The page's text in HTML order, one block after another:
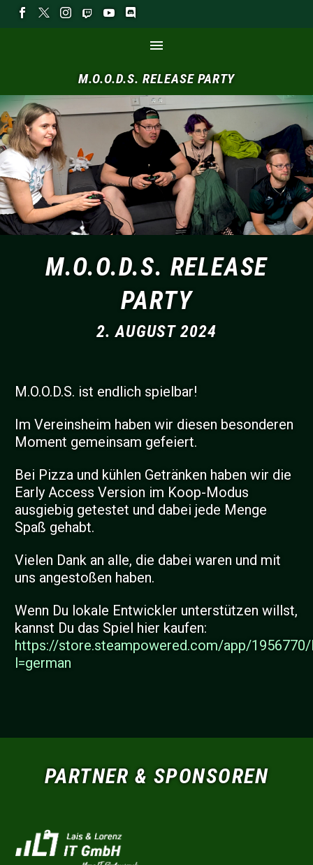
M.O.O.D.S. RELEASE PARTY
M.O.O.D.S. RELEASE
PARTY
2. AUGUST 2024
M.O.O.D.S. ist endlich spielbar!
Im Vereinsheim haben wir diesen besonderen
Moment gemeinsam gefeiert.
Bei Pizza und kühlen Getränken haben wir die
Early Access Version im Koop-Modus
ausgiebig getestet und dabei jede Menge
Spaß gehabt.
Vielen Dank an alle, die dabei waren und mit
uns angestoßen haben.
Wenn Du lokale Entwickler unterstützen willst,
kannst Du das Spiel hier kaufen:
https://store.steampowered.com/app/1956770/
l=german
PARTNER & SPONSOREN